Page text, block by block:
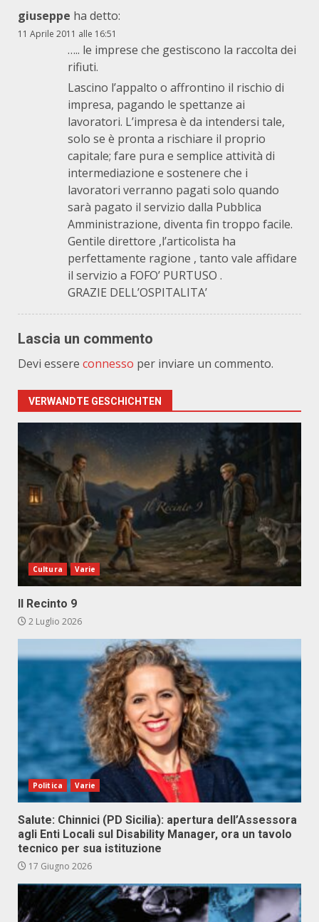
giuseppe ha detto:
11 Aprile 2011 alle 16:51
….. le imprese che gestiscono la raccolta dei
rifiuti.
Lascino l’appalto o affrontino il rischio di
impresa, pagando le spettanze ai
lavoratori. L’impresa è da intendersi tale,
solo se è pronta a rischiare il proprio
capitale; fare pura e semplice attività di
intermediazione e sostenere che i
lavoratori verranno pagati solo quando
sarà pagato il servizio dalla Pubblica
Amministrazione, diventa fin troppo facile.
Gentile direttore ,l’articolista ha
perfettamente ragione , tanto vale affidare
il servizio a FOFO’ PURTUSO .
GRAZIE DELL’OSPITALITA’
Lascia un commento
Devi essere connesso per inviare un commento.
VERWANDTE GESCHICHTEN
Cultura Varie
Il Recinto 9
2 Luglio 2026
Politica Varie
Salute: Chinnici (PD Sicilia): apertura dell’Assessora
agli Enti Locali sul Disability Manager, ora un tavolo
tecnico per sua istituzione
17 Giugno 2026